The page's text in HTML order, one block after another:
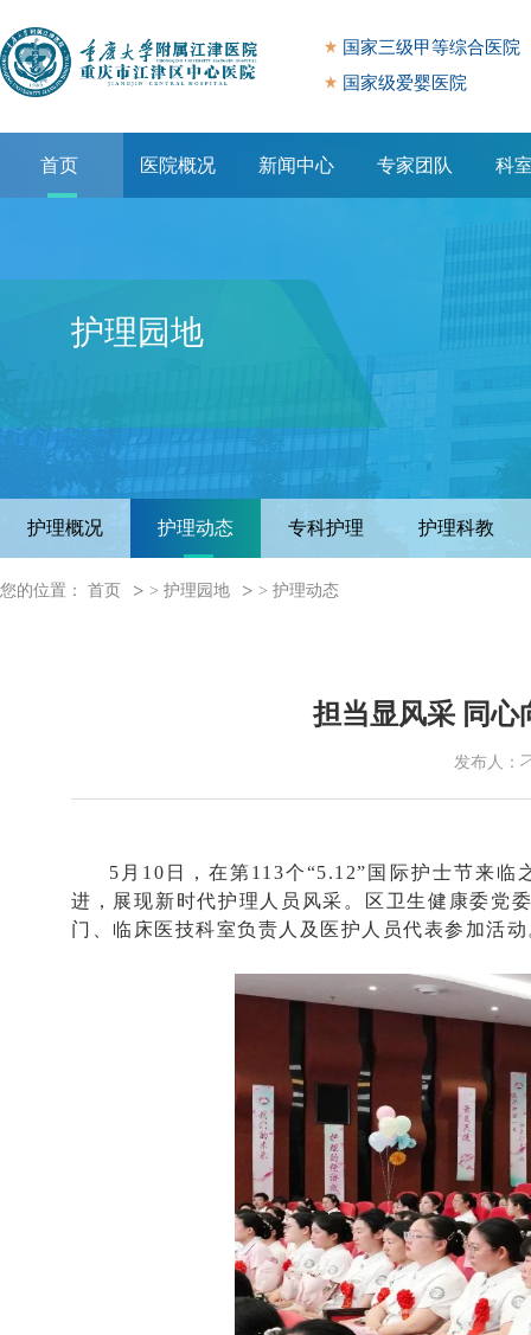
国家三级甲等综合医院
国家级爱婴医院
首页 医院概况 新闻中心 专家团队 科
护理园地
护理概况 护理动态 专科护理 护理科教
您的位置： 首页 > 护理园地 > 护理动态
担当显风采 同
发布人：
5月10日，在第113个“5.12”国际护士节来
进，展现新时代护理人员风采。区卫生健康委党
门、临床医技科室负责人及医护人员代表参加活动